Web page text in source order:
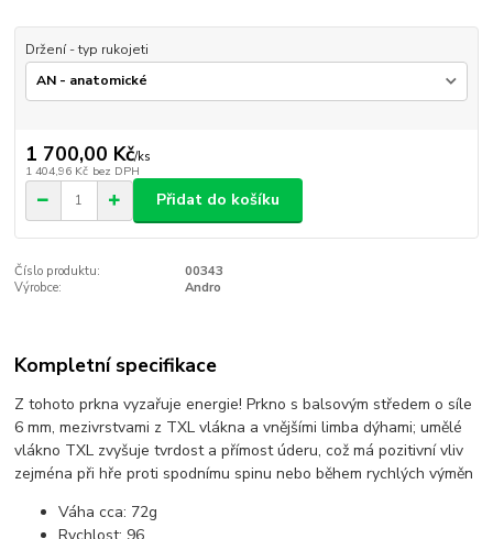
Držení - typ rukojeti
1 700,00 Kč/ks
1 404,96 Kč bez DPH
Přidat do košíku
Číslo produktu:
00343
Výrobce:
Andro
Kompletní specifikace
Z tohoto prkna vyzařuje energie! Prkno s balsovým středem o síle
6 mm, mezivrstvami z TXL vlákna a vnějšími limba dýhami; umělé
vlákno TXL zvyšuje tvrdost a přímost úderu, což má pozitivní vliv
zejména při hře proti spodnímu spinu nebo během rychlých výměn
Váha cca: 72g